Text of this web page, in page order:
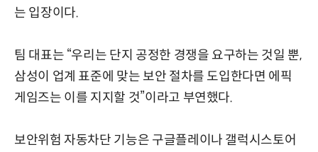
는 입장이다.
팀 대표는 “우리는 단지 공정한 경쟁을 요구하는 것일 뿐,
삼성이 업계 표준에 맞는 보안 절차를 도입한다면 에픽
게임즈는 이를 지지할 것”이라고 부연했다.
보안위험 자동차단 기능은 구글플레이나 갤럭시스토어